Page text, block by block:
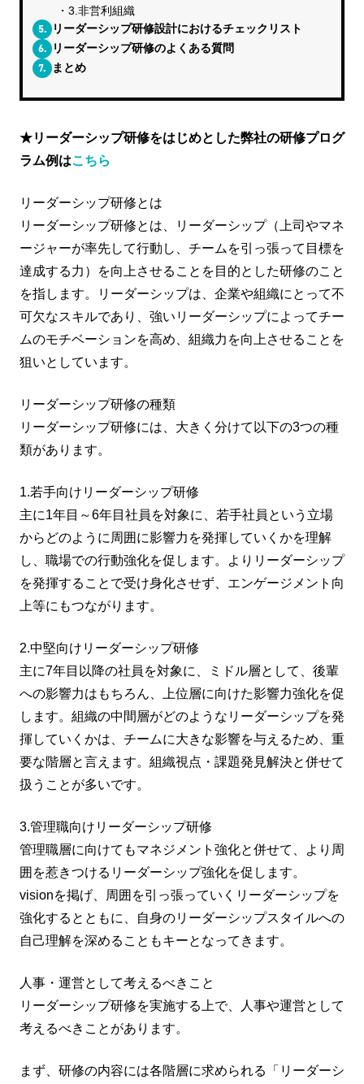
3.非営利組織
5. リーダーシップ研修設計におけるチェックリスト
6. リーダーシップ研修のよくある質問
7. まとめ
★リーダーシップ研修をはじめとした弊社の研修プログ
ラム例はこちら
リーダーシップ研修とは
リーダーシップ研修とは、リーダーシップ（上司やマネ
ージャーが率先して行動し、チームを引っ張って目標を
達成する力）を向上させることを目的とした研修のこと
を指します。リーダーシップは、企業や組織にとって不
可欠なスキルであり、強いリーダーシップによってチー
ムのモチベーションを高め、組織力を向上させることを
狙いとしています。
リーダーシップ研修の種類
リーダーシップ研修には、大きく分けて以下の3つの種
類があります。
1.若手向けリーダーシップ研修
主に1年目～6年目社員を対象に、若手社員という立場
からどのように周囲に影響力を発揮していくかを理解
し、職場での行動強化を促します。よりリーダーシップ
を発揮することで受け身化させず、エンゲージメント向
上等にもつながります。
2.中堅向けリーダーシップ研修
主に7年目以降の社員を対象に、ミドル層として、後輩
への影響力はもちろん、上位層に向けた影響力強化を促
します。組織の中間層がどのようなリーダーシップを発
揮していくかは、チームに大きな影響を与えるため、重
要な階層と言えます。組織視点・課題発見解決と併せて
扱うことが多いです。
3.管理職向けリーダーシップ研修
管理職層に向けてもマネジメント強化と併せて、より周
囲を惹きつけるリーダーシップ強化を促します。
visionを掲げ、周囲を引っ張っていくリーダーシップを
強化するとともに、自身のリーダーシップスタイルへの
自己理解を深めることもキーとなってきます。
人事・運営として考えるべきこと
リーダーシップ研修を実施する上で、人事や運営として
考えるべきことがあります。
まず、研修の内容には各階層に求められる「リーダーシ